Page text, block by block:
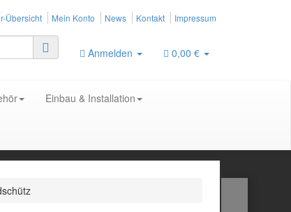
Übersicht Mein Konto News Kontakt Impressum
Anmelden 0,00 €
Einbau & Installation